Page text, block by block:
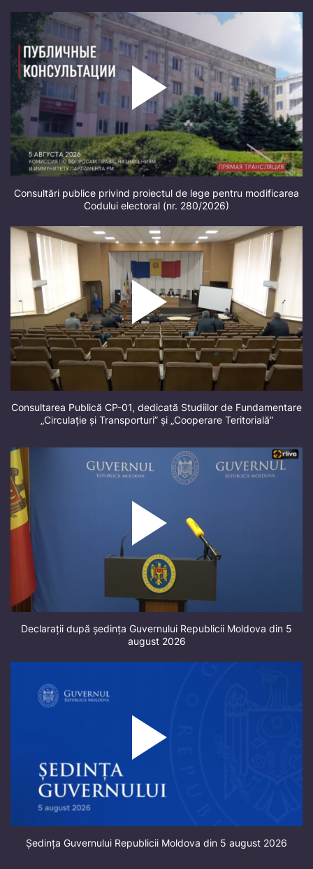
Consultări publice privind proiectul de lege pentru modificarea
Codului electoral (nr. 280/2026)
Consultarea Publică CP-01, dedicată Studiilor de Fundamentare
„Circulație și Transporturi” și „Cooperare Teritorială”
Declarații după ședința Guvernului Republicii Moldova din 5
august 2026
Ședința Guvernului Republicii Moldova din 5 august 2026